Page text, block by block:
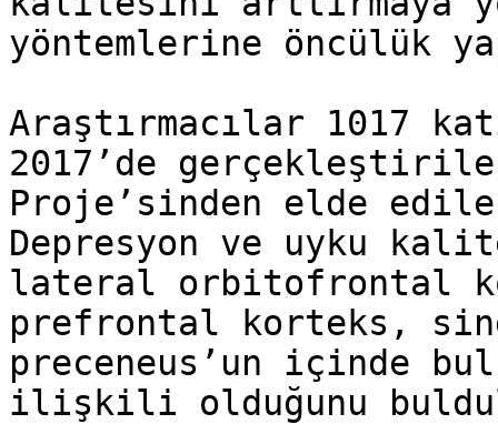
yöntemlerine öncülük
Araştırmacılar 1017
2017’de gerçekleştirilen
Proje’sinden elde
Depresyon ve uyku
lateral orbitofrontal
prefrontal korteks,
preceneus’un içinde
ilişkili olduğunu